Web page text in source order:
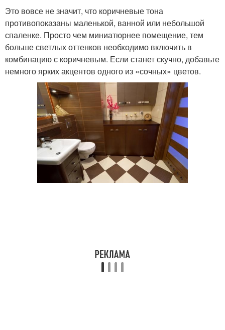
Это вовсе не значит, что коричневые тона
противопоказаны маленькой, ванной или небольшой
спаленке. Просто чем миниатюрнее помещение, тем
больше светлых оттенков необходимо включить в
комбинацию с коричневым. Если станет скучно, добавьте
немного ярких акцентов одного из «сочных» цветов.